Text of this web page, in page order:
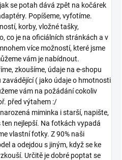
se potah dává zpět na kočárek
Popíšeme, vyfotíme.
korby, vložné tašky,
co je na oficiálních stránkách a v
více možností, které jsme
vám je nabídnout.
zkoušíme, údaje na e-shopu
( jako údaje o hmotnosti
vám na požádání cokoliv
před výtahem :/
miminka i starší, napište,
nejlepší. Na fotkách vypadá
vlastní fotky. Z 90% naši
a odejdou s jiným, když se ke
Určitě je dobré poptat se